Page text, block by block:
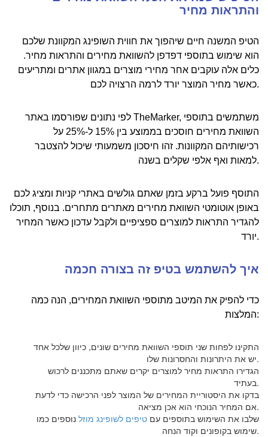
והתראות מחיר
הטיפ המשנה חיים שיהפוך את חווית השופינג המקוונת שלכם
הוא שימוש בתוספי דפדפן להשוואת מחירים והתראות מחיר.
כלים אלה עוקבים אחר מחירי מוצרים במגוון אתרים ומתריעים
כאשר מחיר המוצר יורד לרמה הרצויה לכם.
לפי נתונים שפורסמו באתר TheMarker, משתמשים בתוספי
השוואת מחירים חוסכים בממוצע בין 15% ל-25% על
רכישותיהם המקוונות. זהו חיסכון משמעותי שיכול להצטבר
למאות ואף אלפי שקלים בשנה.
התוסף פועל ברקע בזמן שאתם גולשים באתרי קניות ומציג לכם
באופן אוטומטי השוואת מחירים מאתרים מתחרים. בנוסף, תוכלו
להגדיר התראות למוצרים ספציפיים ולקבל עדכון כאשר המחיר
יורד.
איך להשתמש בטיפ זה בצורה חכמה
כדי להפיק את המיטב מתוספי השוואת המחירים, הנה כמה
המלצות:
התקינו לפחות שני תוספי השוואת מחירים שונים, כיוון שלכל אחד
יש את היתרונות והחסרונות שלו.
הגדירו התראות מחיר למוצרים יקרים שאתם מתכננים לרכוש
בעתיד.
בדקו את היסטוריית המחירים של המוצר לפני הרכישה כדי לדעת
אם המחיר הנוכחי הוא אכן מציאה.
שלבו את השימוש בתוספים עם טיפים לשופינג מוזל נוספים כמו
שימוש בקופונים וקוד הנחה.